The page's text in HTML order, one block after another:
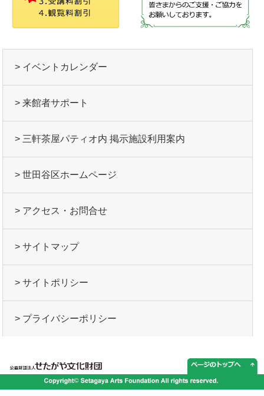
> イベントカレンダー
> 来館者サポート
> 三軒茶屋パティオ内 掲示施設利用案内
> 世田谷区ホームページ
> アクセス・お問合せ
> サイトマップ
> サイトポリシー
> プライバシーポリシー